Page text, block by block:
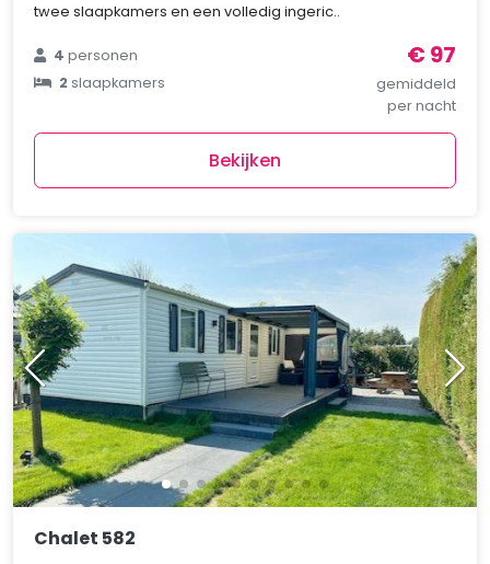
twee slaapkamers en een volledig ingeric..
4personen
2slaapkamers
€ 97
gemiddeld
per nacht
Bekijken
Chalet 582